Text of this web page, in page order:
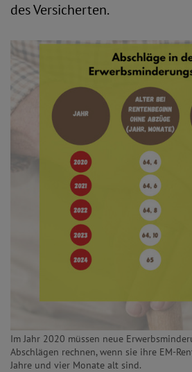
des Versicherten.
Im Jahr 2020 müssen neue
Abschlägen rechnen, wenn sie ihre EM-
Jahre und vier Monate alt sind.